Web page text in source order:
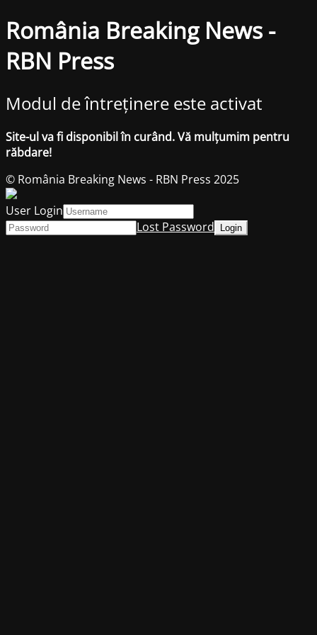
România Breaking News -
RBN Press
Modul de întreținere este activat
Site-ul va fi disponibil în curând. Vă mulțumim pentru
răbdare!
© România Breaking News - RBN Press 2025
User Login
Lost Password